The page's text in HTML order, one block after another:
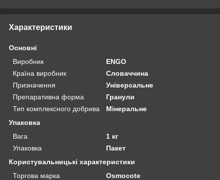
Характеристики
Основні
Виробник
ENGO
Країна виробник
Словаччина
Призначення
Універсальне
Препаративна форма
Гранули
Тип комплексного добрива
Мінеральне
Упаковка
Вага
1 кг
Упаковка
Пакет
Користувальницькі характеристики
Торгова марка
Osmocote